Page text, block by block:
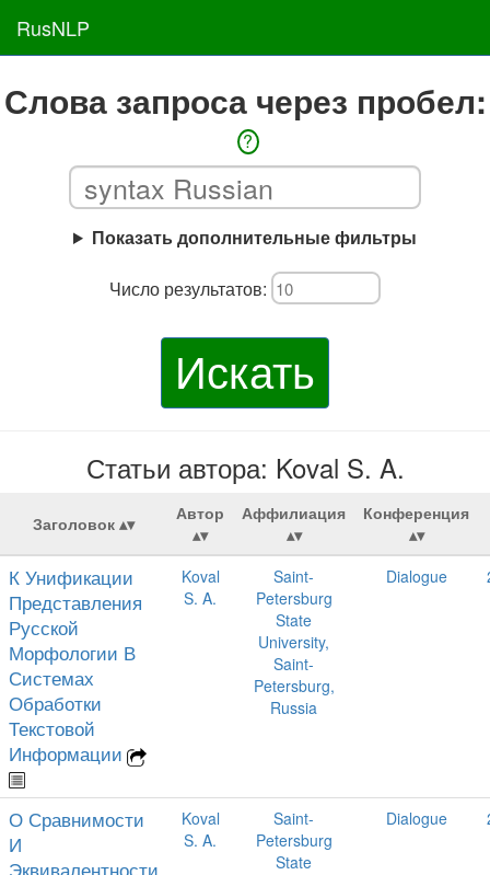
RusNLP
Слова запроса через пробел:
?
Показать дополнительные фильтры
Число результатов:
Искать
Статьи автора: Koval S. A.
Заголовок Автор Аффилиация Конференция
К Унификации
Представления
Русской
Морфологии В
Системах
Обработки
Текстовой
Информации
Koval
S. A.
Saint-
Petersburg
State
University,
Saint-
Petersburg,
Russia
Dialogue
О Сравнимости
И
Эквивалентности
Koval
S. A.
Saint-
Petersburg
State
Dialogue